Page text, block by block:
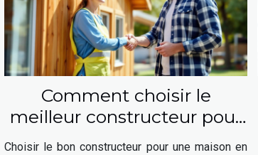
Comment choisir le
meilleur constructeur pour
votre maison en bois ?
Choisir le bon constructeur pour une maison en